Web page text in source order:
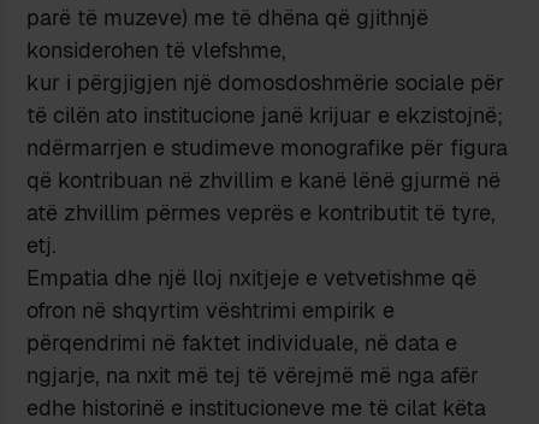
parë të muzeve) me të dhëna që gjithnjë
konsiderohen të vlefshme,
kur i përgjigjen një domosdoshmërie sociale për
të cilën ato institucione janë krijuar e ekzistojnë;
ndërmarrjen e studimeve monografike për figura
që kontribuan në zhvillim e kanë lënë gjurmë në
atë zhvillim përmes veprës e kontributit të tyre,
etj.
Empatia dhe një lloj nxitjeje e vetvetishme që
ofron në shqyrtim vështrimi empirik e
përqendrimi në faktet individuale, në data e
ngjarje, na nxit më tej të vërejmë më nga afër
edhe historinë e institucioneve me të cilat këta